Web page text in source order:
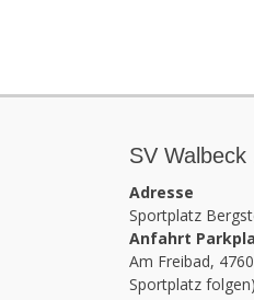
SV Walbeck
Adresse
Sportplatz
Anfahrt
Am Freibad,
Sportplatz folgen)